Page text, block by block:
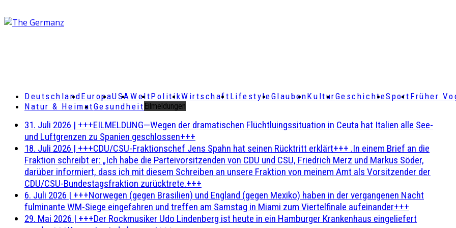
DeutschlandEuropaUSAWeltPolitikWirtschaft LifestyleGlaubenKulturGeschichteSport Früher
Natur & HeimatGesundheit Eilmeldungen
31. Juli 2026 | +++EILMELDUNG—Wegen der dramatischen Flüchtluingssituation in Ceuta hat Italien alle See-
und Luftgrenzen zu Spanien geschlossen+++
18. Juli 2026 | +++CDU/CSU-Fraktionschef Jens Spahn hat seinen Rücktritt erklärt+++ .In einem Brief an die
Fraktion schreibt er: „Ich habe die Parteivorsitzenden von CDU und CSU, Friedrich Merz und Markus Söder,
darüber informiert, dass ich mit diesem Schreiben an unsere Fraktion von meinem Amt als Vorsitzender der
CDU/CSU-Bundestagsfraktion zurücktrete.+++
6. Juli 2026 | +++Norwegen (gegen Brasilien) und England (gegen Mexiko) haben in der vergangenen Nacht
fulminante WM-Siege eingefahren und treffen am Samstag in Miami zum Viertelfinale aufeinander+++
29. Mai 2026 | +++Der Rockmusiker Udo Lindenberg ist heute in ein Hamburger Krankenhaus eingeliefert